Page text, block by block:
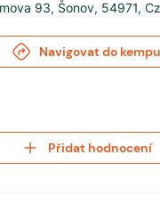
93, Šonov, 54971,
Navigovat do kempu
Přidat hodnocení